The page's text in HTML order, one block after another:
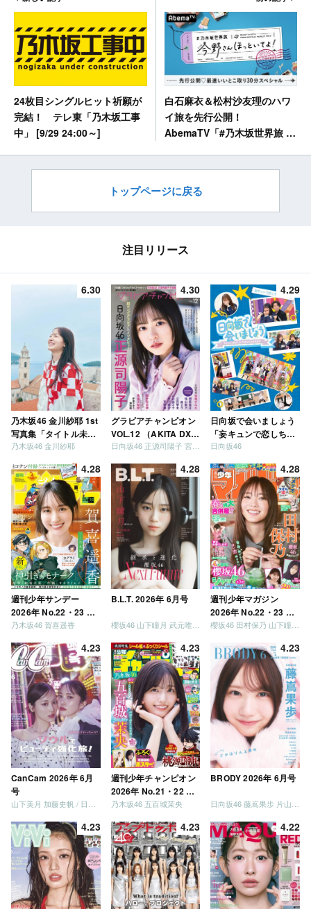
24枚目シングルヒット祈願が
完結！ テレ東「乃木坂工事
中」 [9/29 24:00～]
白石麻衣＆松村沙友理のハワ
イ旅を先行公開！
AbemaTV「#乃木坂世界旅 今
トップページに戻る
注目リリース
6.30
乃木坂46 金川紗耶 1st
写真集「タイトル未
定」
乃木坂46 金川紗耶
4.30
グラビアチャンピオン
VOL.12 （AKITA DXシ
リーズ）
日向坂46 正源司陽子 宮地すみれ
4.29
日向坂で会いましょう
「妄キュンで恋しちゃ
いましょう」「どっち
う」「ご褒美でロケし
ましょう」「フレンド
リーになりましょう」
「笑って卒業を祝いま
しょう」 [Blu-ray]
日向坂46
4.28
週刊少年サンデー
2026年 No.22・23 合
併号
乃木坂46 賀喜遥香
4.28
B.L.T. 2026年 6月号
櫻坂46 山下瞳月 武元唯衣 / 乃木坂46 海邉朱莉
4.28
週刊少年マガジン
2026年 No.22・23 合
併号
4.23
CanCam 2026年 6月
号
4.23
週刊少年チャンピオン
2026年 No.21・22 合
併号
乃木坂46 五百城茉央
4.23
BRODY 2026年 6月号
4.23 4.23 4.22